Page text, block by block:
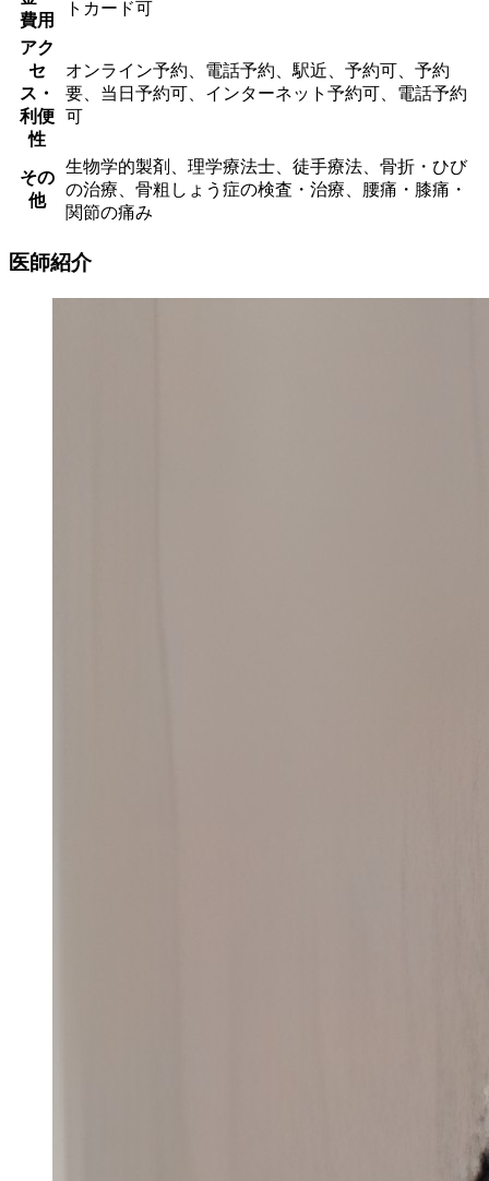
費用
トカード可
アク
セ
ス・
利便
性
オンライン予約、電話予約、駅近、予約可、予約
要、当日予約可、インターネット予約可、電話予約
可
その
他
生物学的製剤、理学療法士、徒手療法、骨折・ひび
の治療、骨粗しょう症の検査・治療、腰痛・膝痛・
関節の痛み
医師紹介